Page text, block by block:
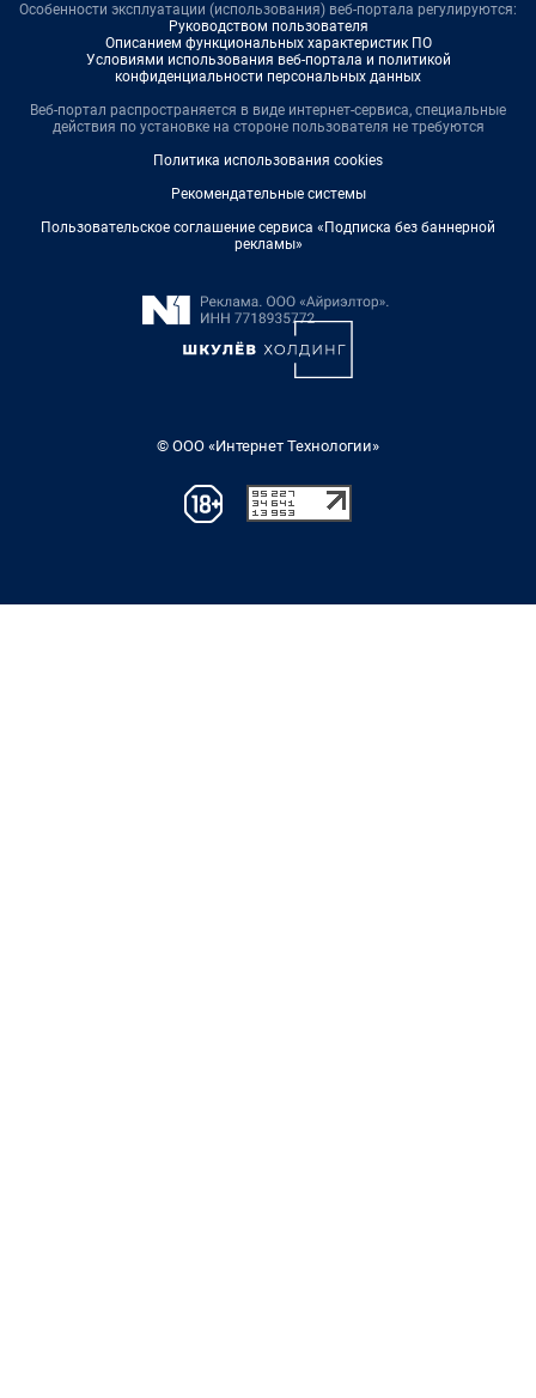
Особенности эксплуатации (использования) веб-портала регулируются:
Руководством пользователя
Описанием функциональных характеристик ПО
Условиями использования веб-портала и политикой
конфиденциальности персональных данных
Веб-портал распространяется в виде интернет-сервиса, специальные
действия по установке на стороне пользователя не требуются
Политика использования cookies
Рекомендательные системы
Пользовательское соглашение сервиса «Подписка без баннерной
рекламы»
© ООО «Интернет Технологии»